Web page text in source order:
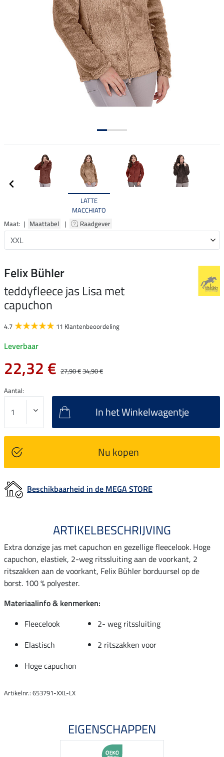
LATTE
MACCHIATO
Maat: | Maattabel | Raadgever
Felix Bühler
teddyfleece jas Lisa met
capuchon
4.7 11 Klantenbeoordeling
Leverbaar
22,32 € 27,90 €34,90 €
Aantal:
In het Winkelwagentje
Nu kopen
Beschikbaarheid in de MEGA STORE
ARTIKELBESCHRIJVING
Extra donzige jas met capuchon en gezellige fleecelook. Hoge
capuchon, elastiek, 2-weg ritssluiting aan de voorkant, 2
ritszakken aan de voorkant, Felix Bühler borduursel op de
borst. 100 % polyester.
Materiaalinfo & kenmerken:
Fleecelook
2- weg ritssluiting
Elastisch
2 ritszakken voor
Hoge capuchon
Artikelnr.: 653791-XXL-LX
EIGENSCHAPPEN